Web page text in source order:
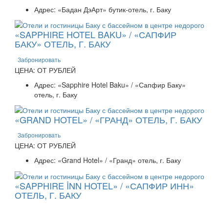
Адрес: «Бадан ДэАрт» бутик-отель, г. Баку
«SAPPHIRE HOTEL BAKU» / «САПФИР
БАКУ» ОТЕЛЬ, Г. БАКУ
Забронировать
ЦЕНА: ОТ РУБЛЕЙ
Адрес: «Sapphire Hotel Baku» / «Сапфир Баку»
отель, г. Баку
«GRAND HOTEL» / «ГРАНД» ОТЕЛЬ, Г. БАКУ
Забронировать
ЦЕНА: ОТ РУБЛЕЙ
Адрес: «Grand Hotel» / «Гранд» отель, г. Баку
«SAPPHIRE İNN HOTEL» / «САПФИР ИНН»
ОТЕЛЬ, Г. БАКУ